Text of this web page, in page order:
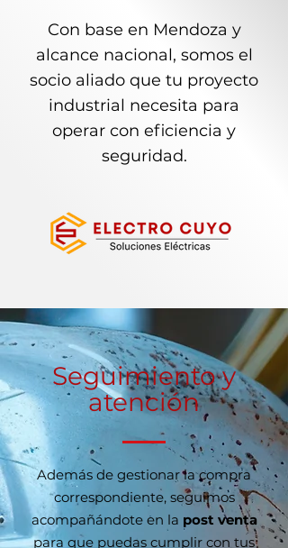
Con base en Mendoza y
alcance nacional, somos el
socio aliado que tu proyecto
industrial necesita para
operar con eficiencia y
seguridad.
Seguimiento y
atención
Además de gestionar la compra
correspondiente, seguimos
acompañándote en la post venta
para que puedas cumplir con tus